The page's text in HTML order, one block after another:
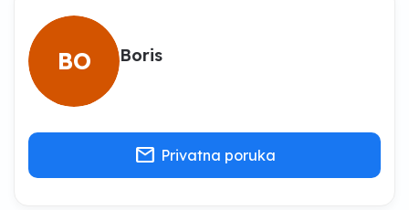
BO Boris
mail Privatna poruka